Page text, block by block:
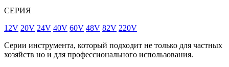
СЕРИЯ
12V 20V 24V 40V 60V 48V 82V 220V
Серии инструмента, который подходит не только для частных
хозяйств но и для профессионального использования.